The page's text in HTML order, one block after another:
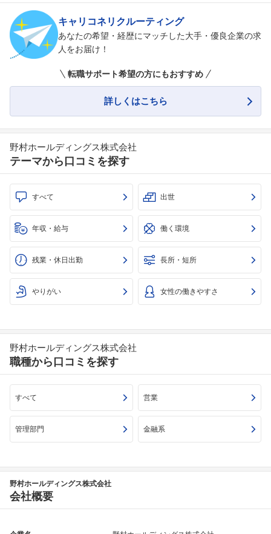
キャリコネリクルーティング
あなたの希望・経歴にマッチした大手・優良企業の求
人をお届け！
転職サポート希望の方にもおすすめ
詳しくはこちら
野村ホールディングス株式会社
テーマから口コミを探す
すべて 出世
年収・給与 働く環境
残業・休日出勤 長所・短所
やりがい 女性の働きやすさ
野村ホールディングス株式会社
職種から口コミを探す
すべて 営業
管理部門 金融系
野村ホールディングス株式会社
会社概要